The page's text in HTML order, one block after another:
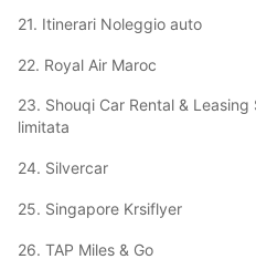
21. Itinerari Noleggio auto
22. Royal Air Maroc
23. Shouqi Car Rental &
limitata
24. Silvercar
25. Singapore Krsiflyer
26. TAP Miles & Go